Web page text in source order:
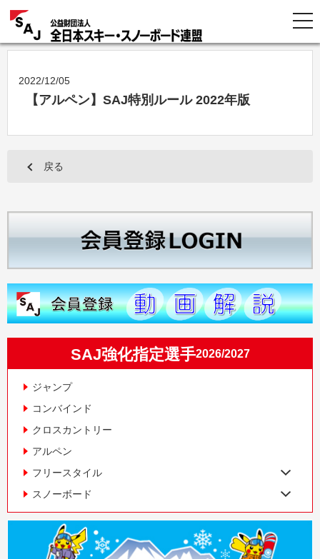
2022/12/05
【アルペン】SAJ特別ルール 2022年版
戻る
SAJ強化指定選手2026/2027
ジャンプ
コンバインド
クロスカントリー
アルペン
フリースタイル
スノーボード